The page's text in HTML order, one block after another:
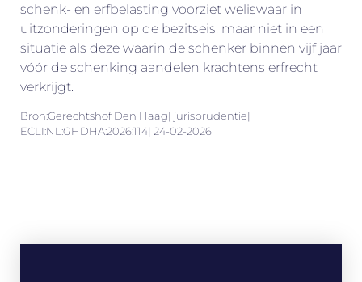
schenk- en erfbelasting voorziet weliswaar in
uitzonderingen op de bezitseis, maar niet in een
situatie als deze waarin de schenker binnen vijf jaar
vóór de schenking aandelen krachtens erfrecht
verkrijgt.
Bron:Gerechtshof Den Haag| jurisprudentie|
ECLI:NL:GHDHA:2026:114| 24-02-2026